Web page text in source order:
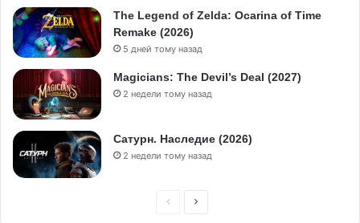
The Legend of Zelda: Ocarina of Time
Remake (2026)
5 дней тому назад
Magicians: The Devil’s Deal (2027)
2 недели тому назад
Сатурн. Наследие (2026)
2 недели тому назад